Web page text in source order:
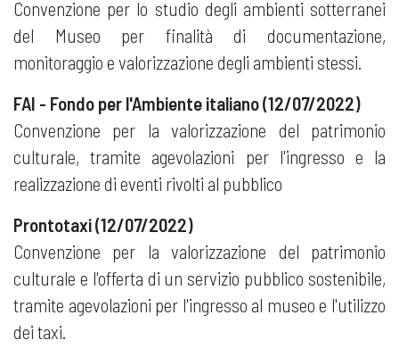
Convenzione per lo studio degli ambienti sotterranei
del Museo per finalità di documentazione,
monitoraggio e valorizzazione degli ambienti stessi.
FAI - Fondo per l'Ambiente italiano (12/07/2022)
Convenzione per la valorizzazione del patrimonio
culturale, tramite agevolazioni per l'ingresso e la
realizzazione di eventi rivolti al pubblico
Prontotaxi (12/07/2022)
Convenzione per la valorizzazione del patrimonio
culturale e l'offerta di un servizio pubblico sostenibile,
tramite agevolazioni per l'ingresso al museo e l'utilizzo
dei taxi.